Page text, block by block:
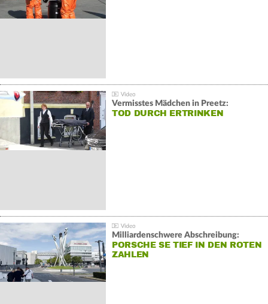
Vermisstes Mädchen in Preetz:
TOD DURCH ERTRINKEN
Milliardenschwere Abschreibung:
PORSCHE SE TIEF IN DEN ROTEN
ZAHLEN